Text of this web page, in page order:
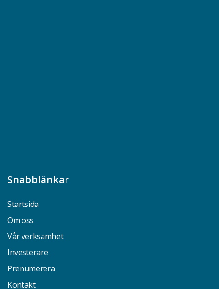
Snabblänkar
Startsida
Om oss
Vår verksamhet
Investerare
Prenumerera
Kontakt